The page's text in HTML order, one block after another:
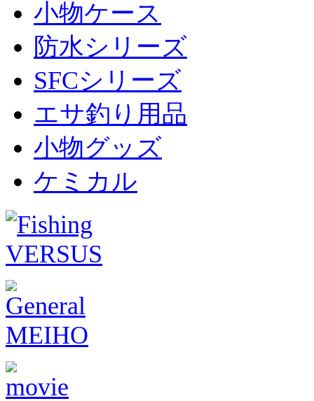
小物ケース
防水シリーズ
SFCシリーズ
エサ釣り用品
小物グッズ
ケミカル